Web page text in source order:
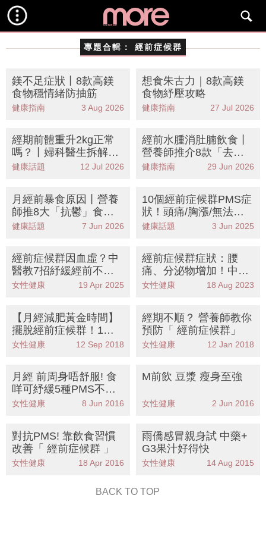
專題合輯： 經前症候群
鎂不足症狀丨8款高鎂
食物穩情緒防抽筋
健康指南 3 Aug 2026
想食朱古力｜8款高鎂
食物紓壓攻略
健康指南 27 Jul 2026
經期前體重升2kg正常
嗎？丨婦科醫生拆解生
理期水腫 附8大去水腫
健康話題 12 Jul 2026
經前水腫消肚腩飲食丨
營養師推介8款「去濕
消腫」食物！告別M前
健康指南 29 Jun 2026
月經前暴食原因丨營養
師推8大「抗鬱」食物
清單告別情緒性進食
健康話題 7 Jun 2026
10個經前症候群PMS症
狀！頭痛/胸漲/無法入
眠？原因＋解決方案一
健康話題 3 Jun 2025
經前症候群因血虛？中
醫教7招紓緩經前不適
多吃這2類食物
女性健康 19 Apr 2025
經前症候群症狀：腰
痛、分泌物增加！中西
醫教你11招改善谷M
女性健康 18 Aug 2023
【月經減肥黃金時間】
擺脫經前症候群！1個
月減3kg 女士才有效的
女性健康 12 Sep 2018
經期不順？ 營養師教你
預防「 經前症候群」
女性健康 12 Jan 2018
月經 前周身唔舒服! 食
咩可紓緩5種PMS不
適？
女性健康 8 Jun 2016
M前飲 豆漿 瘦身至強
女性健康 2 Jun 2016
對抗PMS! 靠飲食習慣
改善「 經前症候群 」
女性健康 18 Apr 2016
雨僑感冒親身試 中藥+
G3果汁好得快
女性健康 14 Aug 2015
BACK TO TOP